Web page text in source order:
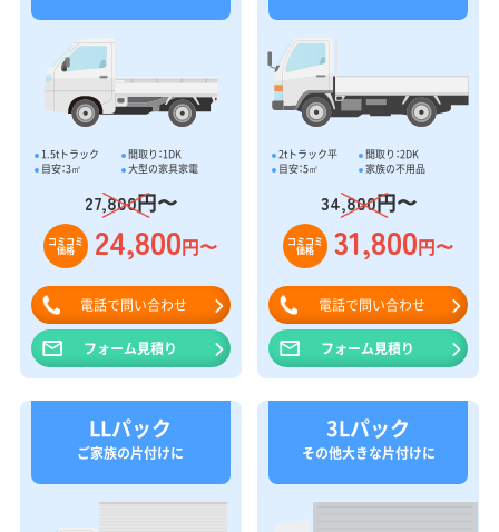
1.5tトラック
間取り：1DK
目安：3㎥
大型の家具家電
27,800円〜
コミコミ
価格 24,800円〜
電話で問い合わせ
フォーム見積り
2tトラック平
間取り：2DK
目安：5㎥
家族の不用品
34,800円〜
コミコミ
価格 31,800円〜
電話で問い合わせ
フォーム見積り
LLパック
ご家族の片付けに
3Lパック
その他大きな片付けに